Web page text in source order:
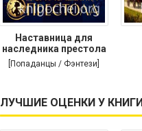
Наставница для
наследника престола
[Попаданцы / Фэнтези]
ЛУЧШИЕ ОЦЕНКИ У КНИГИ